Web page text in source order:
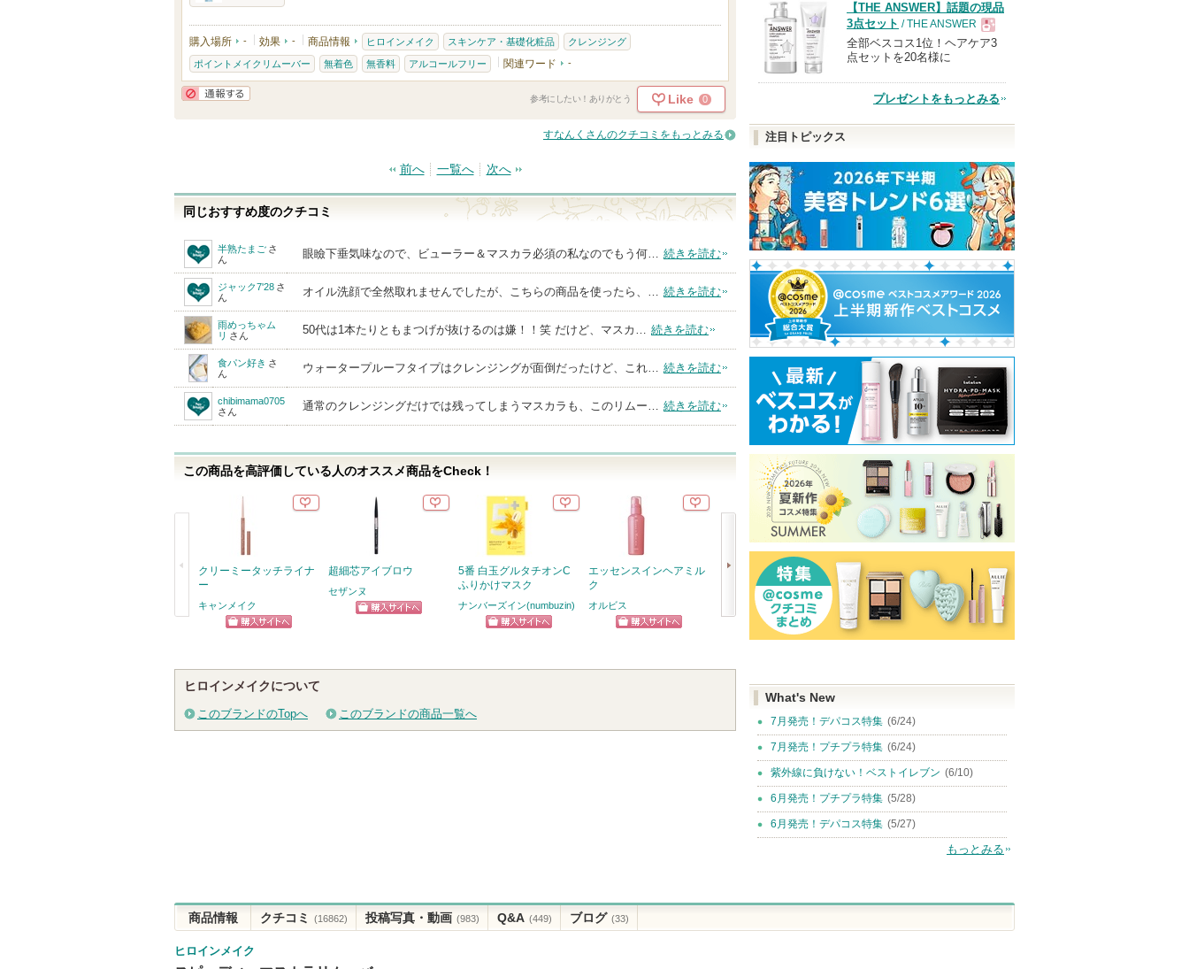
登
録
さ
す
購入場所 - 効果 - 商品情報 ヒロインメイク スキンケア・基礎化粧品 クレンジング
ポイントメイクリムーバー 無着色 無香料 アルコールフリー 関連ワード -
参考にしたい！ありがとう Like 0
すなんくさんのクチコミをもっとみる
前へ 一覧へ 次へ
同じおすすめ度のクチコミ
半熟たまご さ
ん
眼瞼下垂気味なので、ビューラー＆マスカラ必須の私なのでもう何… 続きを読む
ジャック7'28 さ
ん
オイル洗顔で全然取れませんでしたが、こちらの商品を使ったら、… 続きを読む
雨めっちゃム
リ さん 50代は1本たりともまつげが抜けるのは嫌！！笑 だけど、マスカ… 続きを読む
食パン好き さ
ん
ウォータープルーフタイプはクレンジングが面倒だったけど、これ… 続きを読む
chibimama0705
さん
通常のクレンジングだけでは残ってしまうマスカラも、このリムー… 続きを読む
この商品を高評価している人のオススメ商品をCheck！
クリーミータッチライナ
ー
キャンメイク
超細芯アイブロウ
セザンヌ
5番 白玉グルタチオンC
ふりかけマスク
ナンバーズイン(numbuzin)
エッセンスインヘアミル
ク
オルビス
ハンオールブロウカラ
ショッピン
スキンクリア クレンズ
オイル アロマタイプ リ
フレシングシトラスの香
り
アテニア
リップモンスター
ケイト
ヒロインメイクについて
このブランドのTopへ このブランドの商品一覧へ
品
【THE ANSWER】話題の現品
3点セット / THE ANSWER
現
品
全部ベスコス1位！ヘアケア3
点セットを20名様に
プレゼントをもっとみる
注目トピックス
What's New
7月発売！デパコス特集 (6/24)
7月発売！プチプラ特集 (6/24)
紫外線に負けない！ベストイレブン (6/10)
6月発売！プチプラ特集 (5/28)
6月発売！デパコス特集 (5/27)
もっとみる
商品情報 クチコミ (16862) 投稿写真・動画 (983) Q&A (449) ブログ (33)
ヒロインメイク